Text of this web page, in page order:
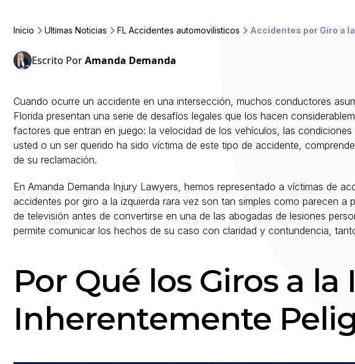
Inicio Ultimas Noticias FL Accidentes automovilisticos Accidentes por Giro a
Escrito PorAmanda Demanda
Cuando ocurre un accidente en una intersección, muchos conductores
Florida presentan una serie de desafíos legales que los hacen
factores que entran en juego: la velocidad de los vehículos, las
usted o un ser querido ha sido víctima de este tipo de accidente,
de su reclamación.
En Amanda Demanda Injury Lawyers, hemos representado a víctimas de
accidentes por giro a la izquierda rara vez son tan simples como parecen
de televisión antes de convertirse en una de las abogadas de lesiones
permite comunicar los hechos de su caso con claridad y contundencia,
Por Qué los Giros a
Inherentemente